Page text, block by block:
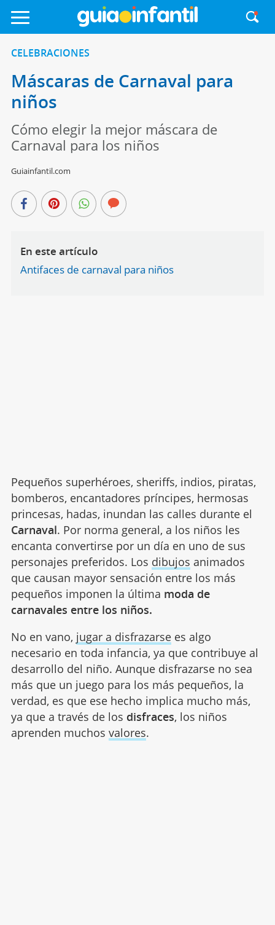
CELEBRACIONES
Máscaras de Carnaval para
niños
Cómo elegir la mejor máscara de
Carnaval para los niños
Guiainfantil.com
En este artículo
Antifaces de carnaval para niños
Pequeños superhéroes, sheriffs, indios, piratas,
bomberos, encantadores príncipes, hermosas
princesas, hadas, inundan las calles durante el
Carnaval. Por norma general, a los niños les
encanta convertirse por un día en uno de sus
personajes preferidos. Los dibujos animados
que causan mayor sensación entre los más
pequeños imponen la última moda de
carnavales entre los niños.
No en vano, jugar a disfrazarsees algo
necesario en toda infancia, ya que contribuye al
desarrollo del niño. Aunque disfrazarse no sea
más que un juego para los más pequeños, la
verdad, es que ese hecho implica mucho más,
ya que a través de los disfraces, los niños
aprenden muchos valores.